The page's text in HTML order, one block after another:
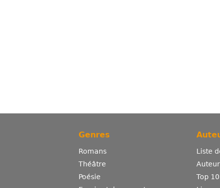
Genres
Romans
Théâtre
Poésie
Liste
Top